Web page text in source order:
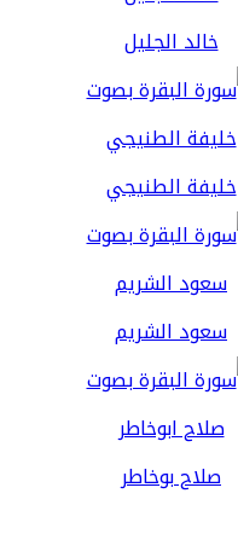
خالد الجليل
خليفة الطنيجي
سعود الشريم
صلاح بوخاطر